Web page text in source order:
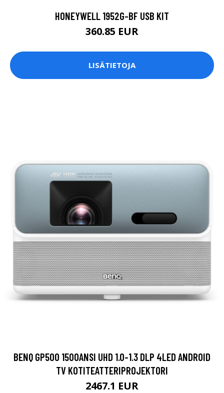
HONEYWELL 1952G-BF USB KIT
360.85 EUR
LISÄTIETOJA
BENQ GP500 1500ANSI UHD 1.0-1.3 DLP 4LED ANDROID
TV KOTITEATTERIPROJEKTORI
2467.1 EUR